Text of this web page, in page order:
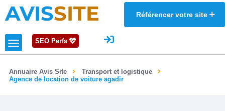
AVISSITE Référencer votre site
SEO Perfs
Annuaire Avis Site
Transport et logistique
Agence de location de voiture agadir